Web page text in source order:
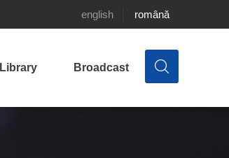
english română
Library Broadcast